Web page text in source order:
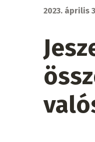
2023. április